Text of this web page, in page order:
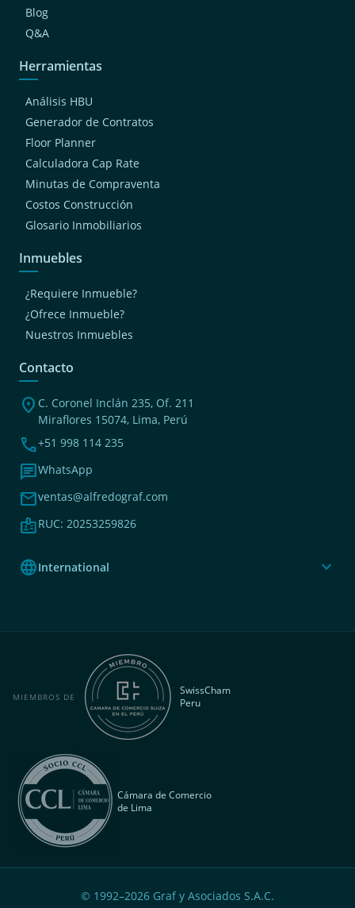
Blog
Q&A
Herramientas
Análisis HBU
Generador de Contratos
Floor Planner
Calculadora Cap Rate
Minutas de Compraventa
Costos Construcción
Glosario Inmobiliarios
Inmuebles
¿Requiere Inmueble?
¿Ofrece Inmueble?
Nuestros Inmuebles
Contacto
location_on C. Coronel Inclán 235, Of. 211
Miraflores 15074, Lima, Perú
phone+51 998 114 235
chatWhatsApp
mailventas@alfredograf.com
badgeRUC: 20253259826
languageInternational expand_more
MIEMBROS DE
SwissCham
Peru
Cámara de Comercio
de Lima
© 1992–2026 Graf y Asociados S.A.C.